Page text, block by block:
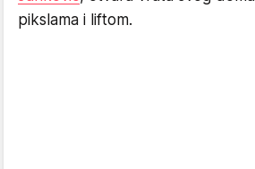
pikslama i liftom.